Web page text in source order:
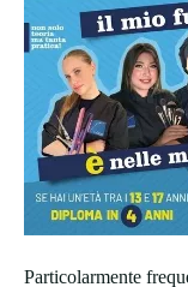
Particolarmente